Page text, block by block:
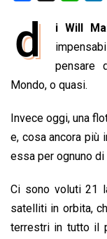
e
o
k
a
t
s
A
p
k
d i Will
pensare
Mondo, o quasi.
Invece oggi, una
e, cosa ancora più
essa per ognuno di
Ci sono voluti 21
satelliti in orbita,
terrestri in tutto il